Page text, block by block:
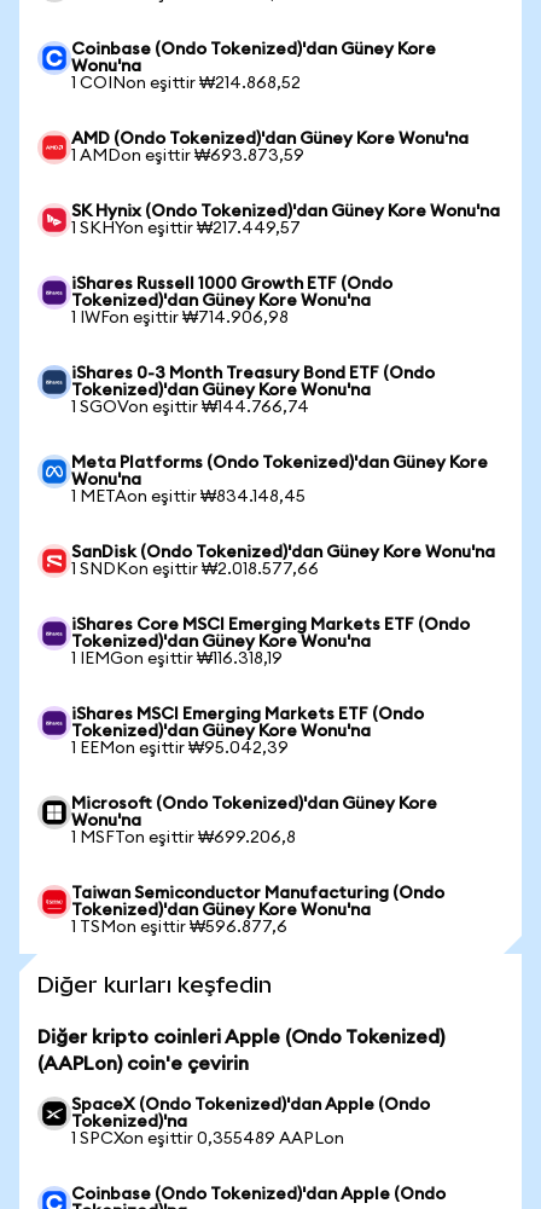
Coinbase (Ondo Tokenized)'dan Güney Kore
Wonu'na
1 COINon eşittir ₩214.868,52
AMD (Ondo Tokenized)'dan Güney Kore Wonu'na
1 AMDon eşittir ₩693.873,59
SK Hynix (Ondo Tokenized)'dan Güney Kore Wonu'na
1 SKHYon eşittir ₩217.449,57
iShares Russell 1000 Growth ETF (Ondo
Tokenized)'dan Güney Kore Wonu'na
1 IWFon eşittir ₩714.906,98
iShares 0-3 Month Treasury Bond ETF (Ondo
Tokenized)'dan Güney Kore Wonu'na
1 SGOVon eşittir ₩144.766,74
Meta Platforms (Ondo Tokenized)'dan Güney Kore
Wonu'na
1 METAon eşittir ₩834.148,45
SanDisk (Ondo Tokenized)'dan Güney Kore Wonu'na
1 SNDKon eşittir ₩2.018.577,66
iShares Core MSCI Emerging Markets ETF (Ondo
Tokenized)'dan Güney Kore Wonu'na
1 IEMGon eşittir ₩116.318,19
iShares MSCI Emerging Markets ETF (Ondo
Tokenized)'dan Güney Kore Wonu'na
1 EEMon eşittir ₩95.042,39
Microsoft (Ondo Tokenized)'dan Güney Kore
Wonu'na
1 MSFTon eşittir ₩699.206,8
Taiwan Semiconductor Manufacturing (Ondo
Tokenized)'dan Güney Kore Wonu'na
1 TSMon eşittir ₩596.877,6
Diğer kurları keşfedin
Diğer kripto coinleri Apple (Ondo Tokenized)
(AAPLon) coin'e çevirin
SpaceX (Ondo Tokenized)'dan Apple (Ondo
Tokenized)'na
1 SPCXon eşittir 0,355489 AAPLon
Coinbase (Ondo Tokenized)'dan Apple (Ondo